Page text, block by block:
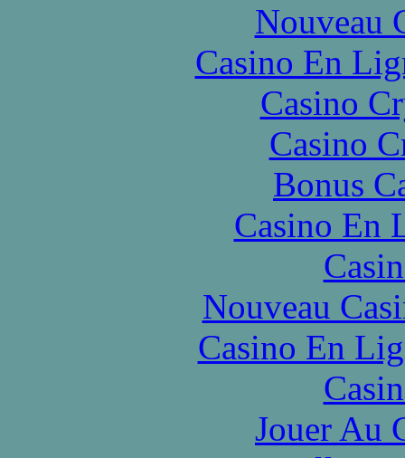
Nouveau
Casino En
Casino
Casino
Bonus
Casino En
Nouveau
Casino En
Jouer Au